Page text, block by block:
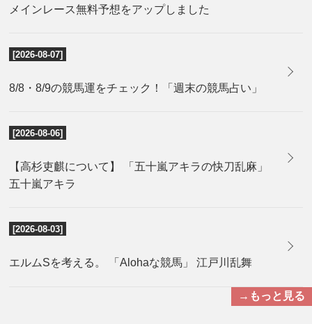
メインレース無料予想をアップしました
[2026-08-07]
8/8・8/9の競馬運をチェック！「週末の競馬占い」
[2026-08-06]
【高杉吏麒について】 「五十嵐アキラの快刀乱麻」
五十嵐アキラ
[2026-08-03]
エルムSを考える。 「Alohaな競馬」 江戸川乱舞
→もっと見る